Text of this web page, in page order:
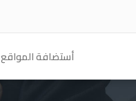
أستضافة المواقع